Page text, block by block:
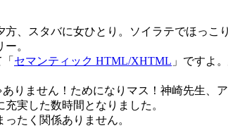
方、スタバに女ひとり。ソイラテでほっ
。
セマンティック HTML/XHTML 」ですよ
りません！ためになりマス！神崎先生、
実した数時間となりました。
たく関係ありません。